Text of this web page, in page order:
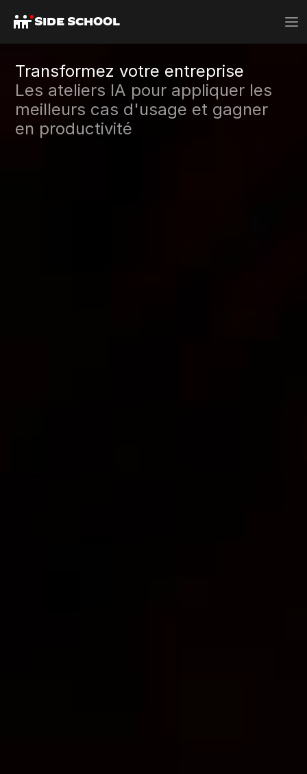
Transformez votre entreprise
Les ateliers IA pour appliquer les
meilleurs cas d'usage et gagner
en productivité
SIDE SCHOOL